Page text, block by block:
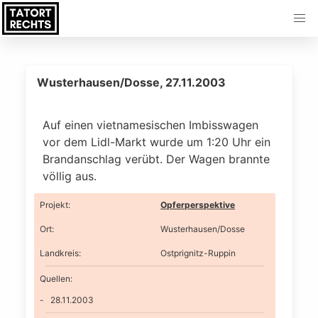
Wusterhausen/Dosse, 27.11.2003
Auf einen vietnamesischen Imbisswagen
vor dem Lidl-Markt wurde um 1:20 Uhr ein
Brandanschlag verübt. Der Wagen brannte
völlig aus.
Projekt: Opferperspektive
Ort: Wusterhausen/Dosse
Landkreis: Ostprignitz-Ruppin
Quellen:
28.11.2003